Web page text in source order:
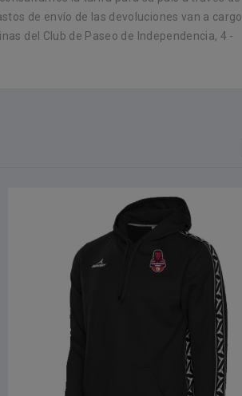
de envío de las devoluciones van a cargo
del Club de Paseo de Independencia, 4 -